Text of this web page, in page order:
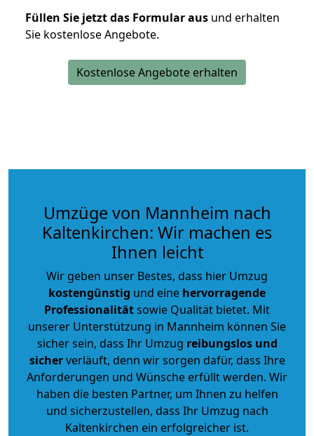
Füllen Sie jetzt das Formular aus und erhalten
Sie kostenlose Angebote.
Kostenlose Angebote erhalten
Umzüge von Mannheim nach
Kaltenkirchen: Wir machen es
Ihnen leicht
Wir geben unser Bestes, dass hier Umzug
kostengünstig und eine hervorragende
Professionalitätsowie Qualität bietet. Mit
unserer Unterstützung in Mannheim können Sie
sicher sein, dass Ihr Umzug reibungslos und
sicherverläuft, denn wir sorgen dafür, dass Ihre
Anforderungen und Wünsche erfüllt werden. Wir
haben die besten Partner, um Ihnen zu helfen
und sicherzustellen, dass Ihr Umzug nach
Kaltenkirchen ein erfolgreicher ist.